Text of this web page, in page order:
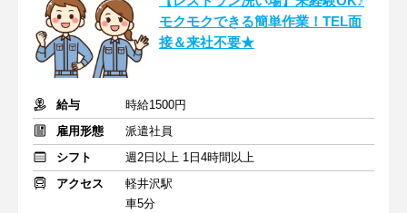
モクモクできる簡単作業！TEL面
接＆来社不要★
給与
時給1500円
雇用形態
派遣社員
シフト
週2日以上 1日4時間以上
アクセス
軽井沢駅
車5分